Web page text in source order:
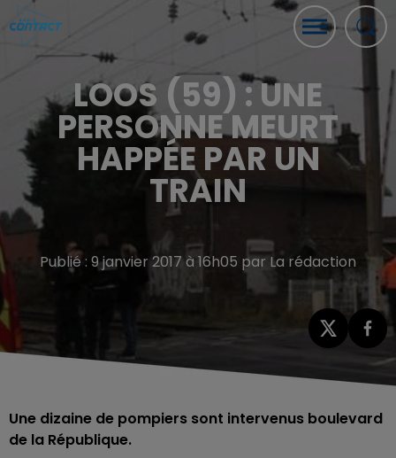
LOOS (59) : UNE
PERSONNE MEURT
HAPPÉE PAR UN
TRAIN
Publié : 9 janvier 2017 à 16h05 par La rédaction
Une dizaine de pompiers sont intervenus boulevard
de la République.